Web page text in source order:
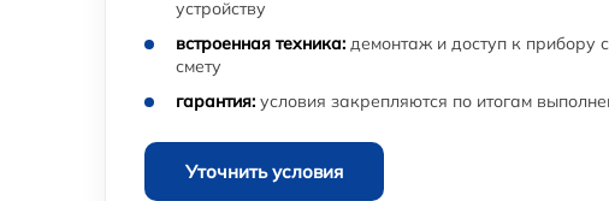
устройству
встроенная техника: демонтаж и доступ к прибору
смету
гарантия: условия закрепляются по итогам
Уточнить условия